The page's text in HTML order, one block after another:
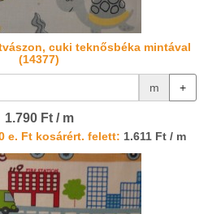
cuki teknősbéka mintával
(14377)
m +
1.790 Ft / m
e. Ft kosárért. felett: 1.611 Ft / m